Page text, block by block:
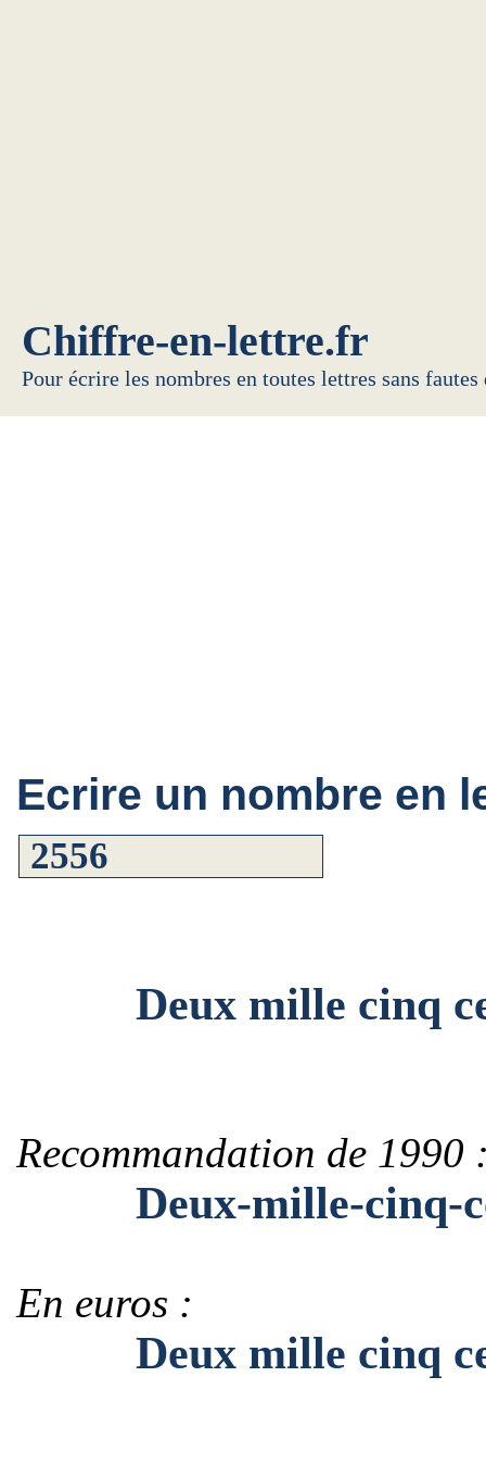
Chiffre-en-lettre.fr
Pour écrire les nombres en toutes lettres sans
Ecrire un nombre en
Deux mille cinq
Recommandation de 1990
Deux-mille-cinq-
En euros :
Deux mille cinq